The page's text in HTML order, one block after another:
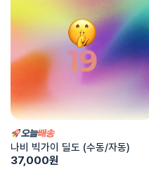
나비 빅가이 딜도 (수동/자동)
37,000원